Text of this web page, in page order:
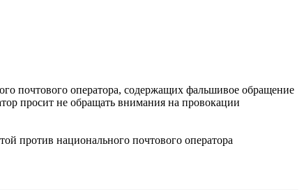
почтового оператора, содержащих фальшивое обращение
просит не обращать внимания на провокации
против национального почтового оператора